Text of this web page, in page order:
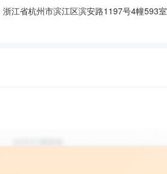
浙江省杭州市滨江区滨安路1197号4幢593室